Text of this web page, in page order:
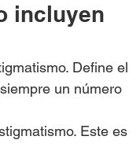
incluyen
Define el
un número
Este es